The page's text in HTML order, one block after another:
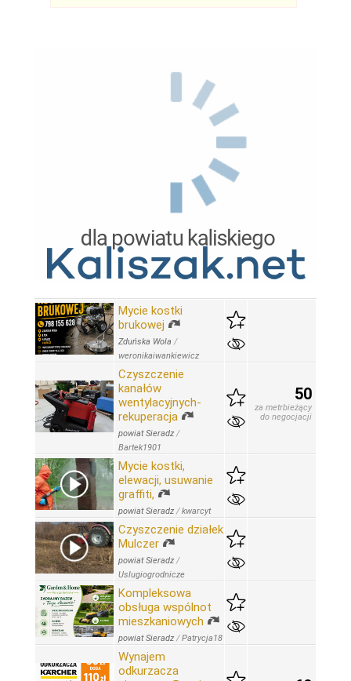
Mycie kostki
brukowej
Zduńska Wola /
weronikaiwankiewicz
Czyszczenie
kanałów
wentylacyjnych-
rekuperacja
powiat Sieradz /
Bartek1901
50
za metrbieżący
do negocjacji
Mycie kostki,
elewacji, usuwanie
graffiti,
powiat Sieradz /kwarcyt
Czyszczenie działek
Mulczer
powiat Sieradz /
Uslugiogrodnicze
Kompleksowa
obsługa wspólnot
mieszkaniowych
powiat Sieradz /Patrycja18
Wynajem
odkurzacza